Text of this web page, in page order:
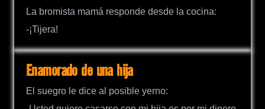
La bromista mamá responde desde la cocina:
-¡Tijera!
Enamorado de una hija
El suegro le dice al posible yerno: